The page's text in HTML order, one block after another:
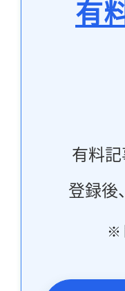
有
有料
登録後
※